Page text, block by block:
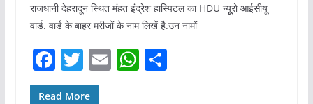
राजधानी देहरादून स्थित मंहत इंद्रेश हास्पिटल का HDU न्यूूरो आईसीयू
वार्ड. वार्ड के बाहर मरीजों के नाम लिखें है.उन नामों
F
a
T
w
E W S
Read More